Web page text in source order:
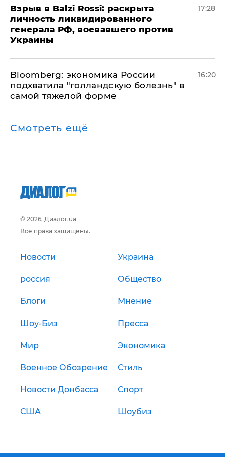
​Взрыв в Balzi Rossi: раскрыта
личность ликвидированного
генерала РФ, воевавшего против
Украины
17:28
Bloomberg: экономика России
подхватила "голландскую болезнь" в
самой тяжелой форме
16:20
Смотреть ещё
© 2026, Диалог.ua
Все права защищены.
Новости Украина
россия Общество
Блоги Мнение
Шоу-Биз Пресса
Мир Экономика
Военное Обозрение Стиль
Новости Донбасса Спорт
США Шоубиз